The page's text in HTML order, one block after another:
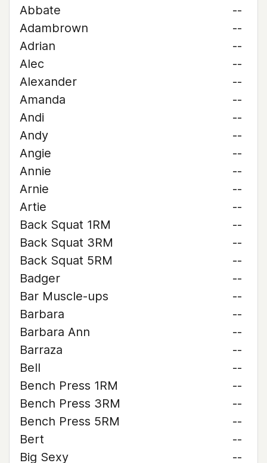
Abbate
--
Adambrown
--
Adrian
--
Alec
--
Alexander
--
Amanda
--
Andi
--
Andy
--
Angie
--
Annie
--
Arnie
--
Artie
--
Back Squat 1RM
--
Back Squat 3RM
--
Back Squat 5RM
--
Badger
--
Bar Muscle-ups
--
Barbara
--
Barbara Ann
--
Barraza
--
Bell
--
Bench Press 1RM
--
Bench Press 3RM
--
Bench Press 5RM
--
Bert
--
Big Sexy
--